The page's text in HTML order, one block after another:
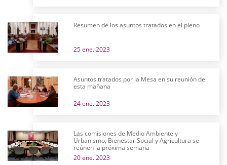
Resumen de los asuntos tratados en el pleno
25 ene. 2023
Asuntos tratados por la Mesa en su reunión de
esta mañana
24 ene. 2023
Las comisiones de Medio Ambiente y
Urbanismo, Bienestar Social y Agricultura se
reúnen la próxima semana
20 ene. 2023